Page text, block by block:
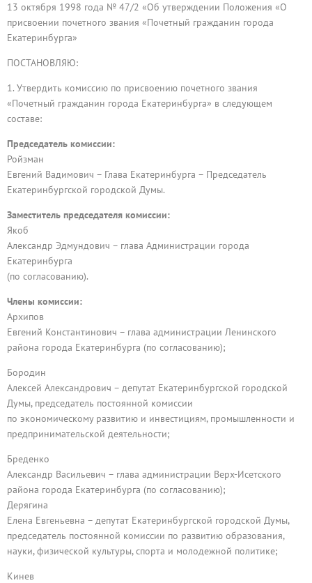
13 октября 1998 года № 47/2 «Об утверждении Положения «О
присвоении почетного звания «Почетный гражданин города
Екатеринбурга»
ПОСТАНОВЛЯЮ:
1. Утвердить комиссию по присвоению почетного звания
«Почетный гражданин города Екатеринбурга» в следующем
составе:
Председатель комиссии:
Ройзман
Евгений Вадимович – Глава Екатеринбурга – Председатель
Екатеринбургской городской Думы.
Заместитель председателя комиссии:
Якоб
Александр Эдмундович – глава Администрации города
Екатеринбурга
(по согласованию).
Члены комиссии:
Архипов
Евгений Константинович – глава администрации Ленинского
района города Екатеринбурга (по согласованию);
Бородин
Алексей Александрович – депутат Екатеринбургской городской
Думы, председатель постоянной комиссии
по экономическому развитию и инвестициям, промышленности и
предпринимательской деятельности;
Бреденко
Александр Васильевич – глава администрации Верх-Исетского
района города Екатеринбурга (по согласованию);
Дерягина
Елена Евгеньевна – депутат Екатеринбургской городской Думы,
председатель постоянной комиссии по развитию образования,
науки, физической культуры, спорта и молодежной политике;
Кинев